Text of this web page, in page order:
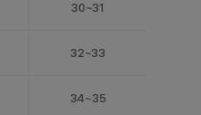
30~31
32~33
34~35